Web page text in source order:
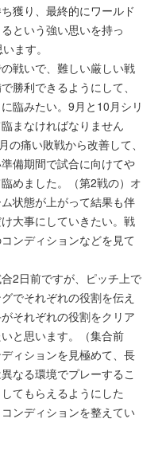
獲り、最終的にワールド
という強い思いを持っ
ます。
戦いで、難しい厳しい戦
勝利できるようにして、
臨みたい。9月と10月シリ
まなければなりません
痛い敗戦から改善して、
備期間で試合に向けてや
めました。（第2戦の）オ
状態が上がって結果も伴
大事にしていきたい。戦
ンディションなどを見て
2日前ですが、ピッチ上で
でそれぞれの役割を伝え
それぞれの役割をクリア
と思います。（集合前
ィションを見極めて、長
なる環境でプレーするこ
てもらえるようにした
ンディションを整えてい